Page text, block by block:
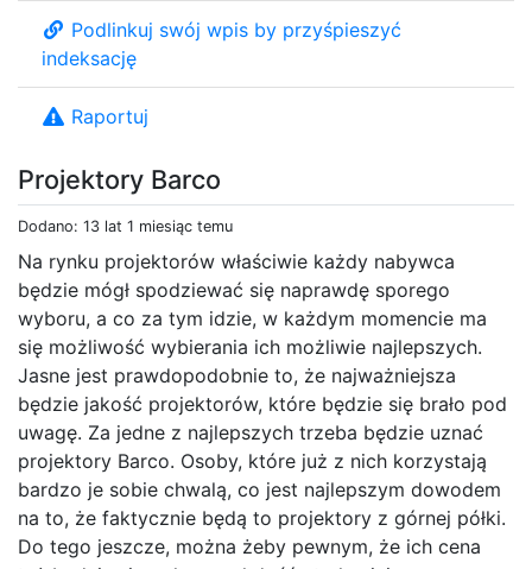
Projektory Barco
Dodano: 13 lat 1 miesiąc temu
Na rynku projektorów właściwie każdy nabywca
będzie mógł spodziewać się naprawdę sporego
wyboru, a co za tym idzie, w każdym momencie ma
się możliwość wybierania ich możliwie najlepszych.
Jasne jest prawdopodobnie to, że najważniejsza
będzie jakość projektorów, które będzie się brało pod
uwagę. Za jedne z najlepszych trzeba będzie uznać
projektory Barco. Osoby, które już z nich korzystają
bardzo je sobie chwalą, co jest najlepszym dowodem
na to, że faktycznie będą to projektory z górnej półki.
Do tego jeszcze, można żeby pewnym, że ich cena
Podlinkuj swój wpis by przyśpieszyć
indeksację
Raportuj